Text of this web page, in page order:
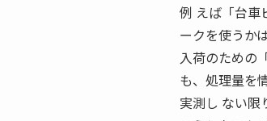
例 えば「台車
ークを使うか
入荷のための
も、処理量を
実測し ない限